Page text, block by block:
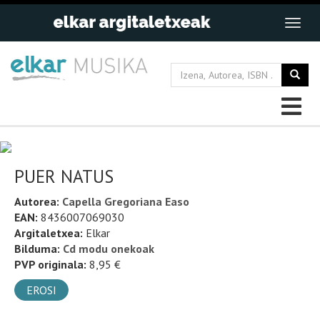
PUER NATUS
Autorea: Capella Gregoriana Easo
EAN: 8436007069030
Argitaletxea: Elkar
Bilduma: Cd modu onekoak
PVP originala: 8,95 €
EROSI